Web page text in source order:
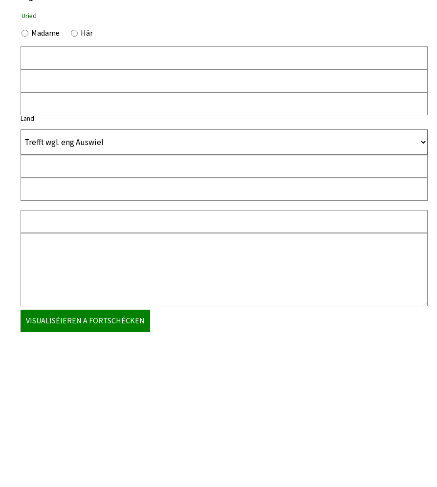
Uried
Madame Här
Land
VISUALISÉIEREN A FORTSCHÉCKEN